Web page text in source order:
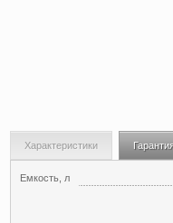
Характеристики
Емкость, л